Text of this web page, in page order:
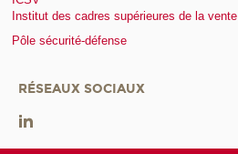
Institut des cadres supérieures de la vente
Pôle sécurité-défense
RÉSEAUX SOCIAUX